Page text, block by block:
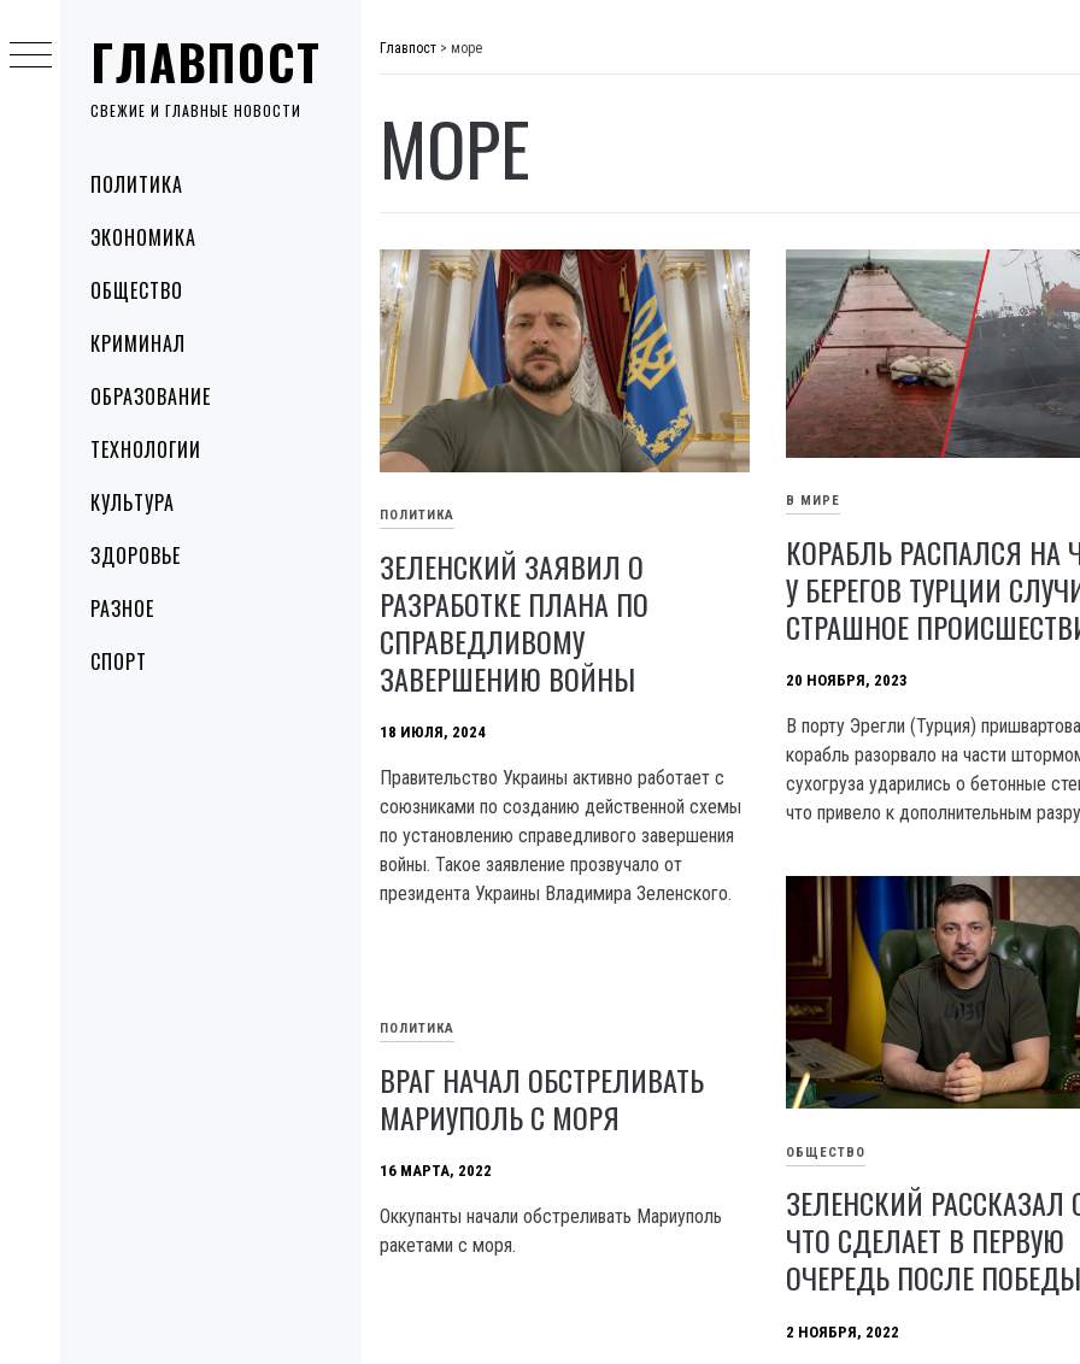
ГЛАВПОСТ
СВЕЖИЕ И ГЛАВНЫЕ НОВОСТИ
MenuПОЛИТИКА
ЭКОНОМИКА
ОБЩЕСТВО
КРИМИНАЛ
ОБРАЗОВАНИЕ
ТЕХНОЛОГИИ
КУЛЬТУРА
ЗДОРОВЬЕ
РАЗНОЕ
СПОРТ
to
content
Главпост > море
МОРЕ
ПОЛИТИКА
ЗЕЛЕНСКИЙ ЗАЯВИЛ О
РАЗРАБОТКЕ ПЛАНА ПО
СПРАВЕДЛИВОМУ
ЗАВЕРШЕНИЮ ВОЙНЫ
18 ИЮЛЯ, 2024
Правительство Украины активно работает с
союзниками по созданию действенной схемы
по установлению справедливого завершения
войны. Такое заявление прозвучало от
президента Украины Владимира Зеленского.
В МИРЕ
КОРАБЛЬ РАСПАЛСЯ НА
У БЕРЕГОВ ТУРЦИИ
СТРАШНОЕ
20 НОЯБРЯ, 2023
В порту Эрегли (Турция)
корабль разорвало на части
сухогруза ударились о бетонные
что привело к дополнительным
ОБЩЕСТВО
ЗЕЛЕНСКИЙ РАССКАЗАЛ
ЧТО СДЕЛАЕТ В ПЕРВУЮ
ОЧЕРЕДЬ ПОСЛЕ ПОБЕДЫ
2 НОЯБРЯ, 2022
ПОЛИТИКА
ВРАГ НАЧАЛ ОБСТРЕЛИВАТЬ
МАРИУПОЛЬ С МОРЯ
16 МАРТА, 2022
Оккупанты начали обстреливать Мариуполь
ракетами с моря.